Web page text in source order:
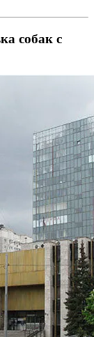
собак с